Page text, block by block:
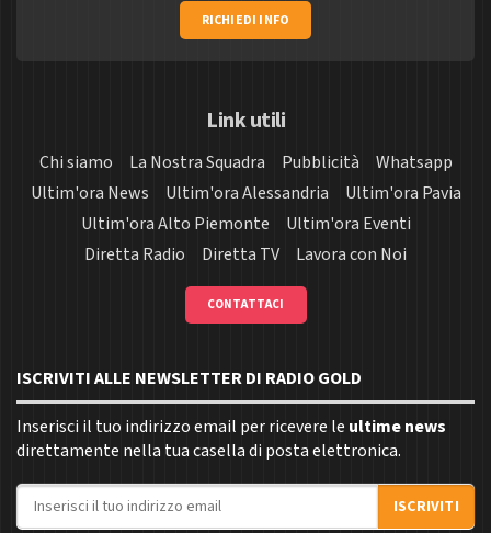
RICHIEDI INFO
Link utili
Chi siamo La Nostra Squadra Pubblicità
Whatsapp
Ultim'ora News
Ultim'ora Alessandria
Ultim'ora Pavia
Ultim'ora Alto Piemonte
Ultim'ora Eventi
Diretta Radio
Diretta TV Lavora con Noi
CONTATTACI
ISCRIVITI ALLE NEWSLETTER DI RADIO GOLD
Inserisci il tuo indirizzo email per ricevere le ultime news
direttamente nella tua casella di posta elettronica.
Indirizzo email
ISCRIVITI